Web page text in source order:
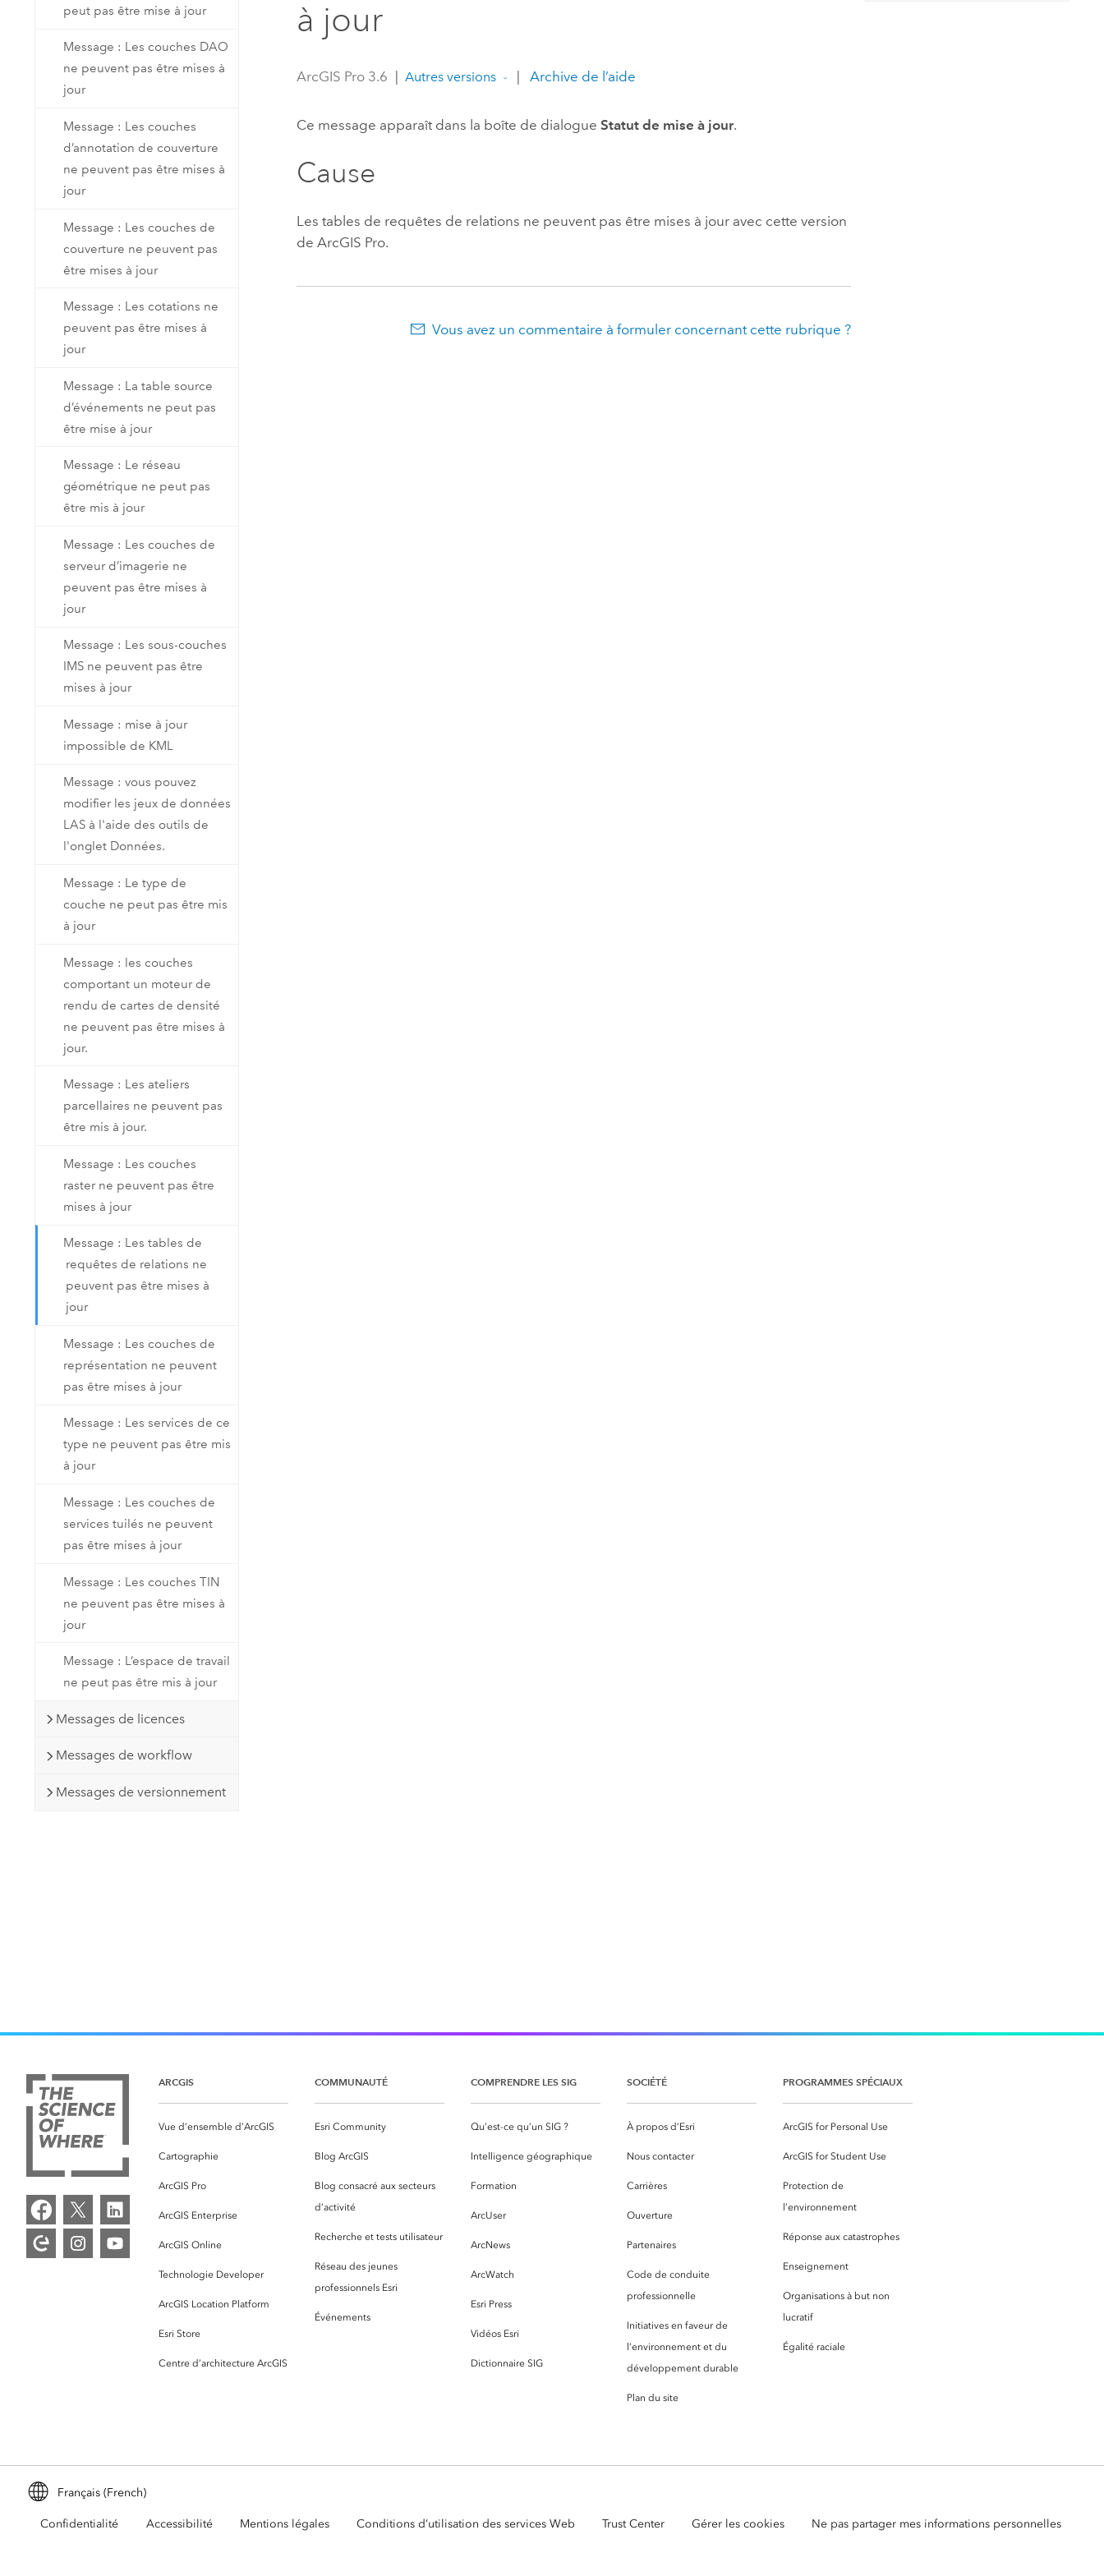
Créer des applications de
cartographie et d’analyse spatiale
Tous les produits
Ressources naturelles
Tous les secteurs d’activité
peut pas être mise à jour
Message : Les couches DAO
ne peuvent pas être mises à
jour
Message : Les couches
d’annotation de couverture
ne peuvent pas être mises à
jour
Message : Les couches de
couverture ne peuvent pas
être mises à jour
Message : Les cotations ne
peuvent pas être mises à
jour
Message : La table source
d’événements ne peut pas
être mise à jour
Message : Le réseau
géométrique ne peut pas
être mis à jour
Message : Les couches de
serveur d’imagerie ne
peuvent pas être mises à
jour
Message : Les sous-couches
IMS ne peuvent pas être
mises à jour
Message : mise à jour
impossible de KML
Message : vous pouvez
modifier les jeux de données
LAS à l'aide des outils de
l'onglet Données.
Message : Le type de
couche ne peut pas être mis
à jour
Message : les couches
comportant un moteur de
rendu de cartes de densité
ne peuvent pas être mises à
jour.
Message : Les ateliers
parcellaires ne peuvent pas
être mis à jour.
Message : Les couches
raster ne peuvent pas être
mises à jour
Message : Les tables de
requêtes de relations ne
peuvent pas être mises à
jour
Message : Les couches de
représentation ne peuvent
pas être mises à jour
Message : Les services de ce
type ne peuvent pas être mis
à jour
Message : Les couches de
services tuilés ne peuvent
pas être mises à jour
Message : Les couches TIN
ne peuvent pas être mises à
jour
Message : L’espace de travail
ne peut pas être mis à jour
Messages de licences
Messages de workflow
Messages de versionnement
à jour
ArcGIS Pro 3.6 Autres versions Archive de l’aide
Ce message apparaît dans la boîte de dialogueStatut de mise à jour.
Cause
Les tables de requêtes de relations ne peuvent pas être mises à jour avec cette version
deArcGIS Pro.
Vous avez un commentaire à formuler concernant cette rubrique ?
ARCGIS
Vue d’ensemble d’ArcGIS
Cartographie
ArcGIS Pro
ArcGIS Enterprise
ArcGIS Online
Technologie Developer
ArcGIS Location Platform
Esri Store
Centre d’architecture ArcGIS
COMMUNAUTÉ
Esri Community
Blog ArcGIS
Blog consacré aux secteurs
d’activité
Recherche et tests utilisateur
Réseau des jeunes
professionnels Esri
Événements
COMPRENDRE LES SIG
Qu’est-ce qu’un SIG ?
Intelligence géographique
Formation
ArcUser
ArcNews
ArcWatch
Esri Press
Vidéos Esri
Dictionnaire SIG
SOCIÉTÉ
À propos d’Esri
Nous contacter
Carrières
Ouverture
Partenaires
Code de conduite
professionnelle
Initiatives en faveur de
l’environnement et du
développement durable
Plan du site
PROGRAMMES SPÉCIAUX
ArcGIS for Personal Use
ArcGIS for Student Use
Protection de
l’environnement
Réponse aux catastrophes
Enseignement
Organisations à but non
lucratif
Égalité raciale
Français (French)
Confidentialité Accessibilité Mentions légales Conditions d’utilisation des services Web Trust Center Gérer les cookies Ne pas partager mes informations personnelles